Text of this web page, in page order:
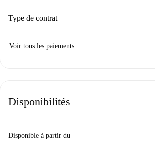
Type de contrat
Voir tous les paiements
Disponibilités
Disponible à partir du